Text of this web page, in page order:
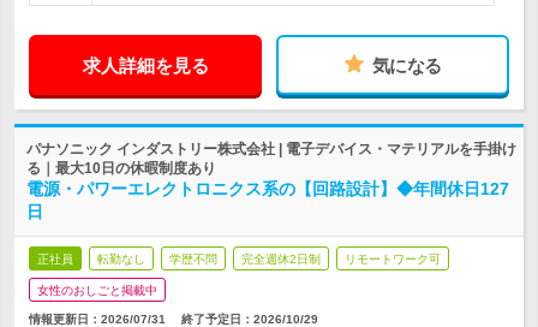
求人詳細を見る 気になる
パナソニック インダストリー株式会社 | 電子デバイス・マテリアルを手掛け
る｜最大10日の休暇制度あり
電源・パワーエレクトロニクス系の【回路設計】◆年間休日127
日
正社員 転勤なし 学歴不問 完全週休2日制 リモートワーク可
女性のおしごと掲載中
情報更新日：2026/07/31 終了予定日： 2026/10/29